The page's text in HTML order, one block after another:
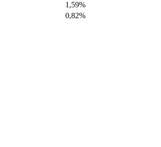
1,59%
0,82%